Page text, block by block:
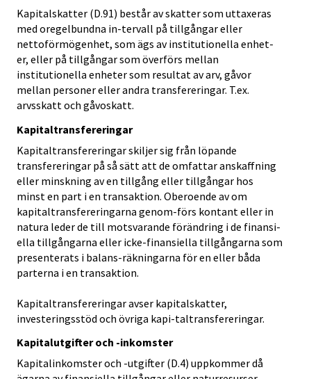
Kapitalskatter (D.91) består av skatter som uttaxeras
med oregelbundna in-tervall på tillgångar eller
nettoförmögenhet, som ägs av institutionella enhet-
er, eller på tillgångar som överförs mellan
institutionella enheter som resultat av arv, gåvor
mellan personer eller andra transfereringar. T.ex.
arvsskatt och gåvoskatt.
Kapitaltransfereringar
Kapitaltransfereringar skiljer sig från löpande
transfereringar på så sätt att de omfattar anskaffning
eller minskning av en tillgång eller tillgångar hos
minst en part i en transaktion. Oberoende av om
kapitaltransfereringarna genom-förs kontant eller in
natura leder de till motsvarande förändring i de finansi-
ella tillgångarna eller icke-finansiella tillgångarna som
presenterats i balans-räkningarna för en eller båda
parterna i en transaktion.
Kapitaltransfereringar avser kapitalskatter,
investeringsstöd och övriga kapi-taltransfereringar.
Kapitalutgifter och -inkomster
Kapitalinkomster och -utgifter (D.4) uppkommer då